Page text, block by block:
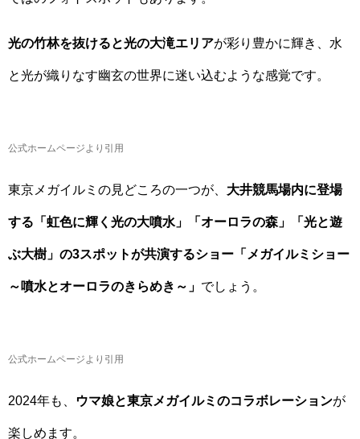
光の竹林を抜けると光の大滝エリアが彩り豊かに輝き、水
と光が織りなす幽玄の世界に迷い込むような感覚です。
公式ホームページより引用
東京メガイルミの見どころの一つが、 大井競馬場内に登場
する「虹色に輝く光の大噴水」「オーロラの森」「光と遊
ぶ大樹」の3スポットが共演するショー「メガイルミショー
～噴水とオーロラのきらめき～」 でしょう。
公式ホームページより引用
2024年も、 ウマ娘と東京メガイルミのコラボレーションが
楽しめます。